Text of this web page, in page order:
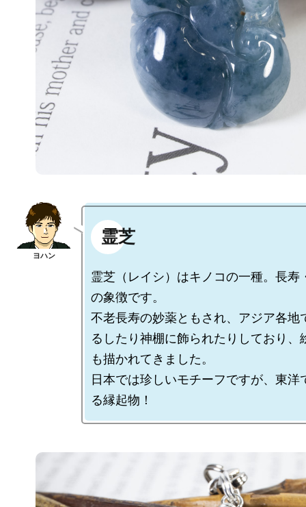
霊芝
霊芝（レイシ）はキノコの一種。長寿
の象徴です。
不老長寿の妙薬ともされ、アジア各地
るしたり神棚に飾られたりしており、
も描かれてきました。
日本では珍しいモチーフですが、東洋